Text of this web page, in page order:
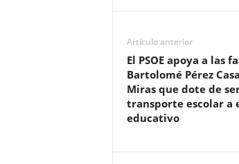
Artículo anterior
El PSOE apoya a las
Bartolomé Pérez
Miras que dote de
transporte escolar a
educativo